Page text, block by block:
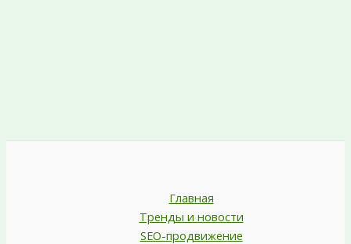
Главная
Тренды и новости
SEO-продвижение